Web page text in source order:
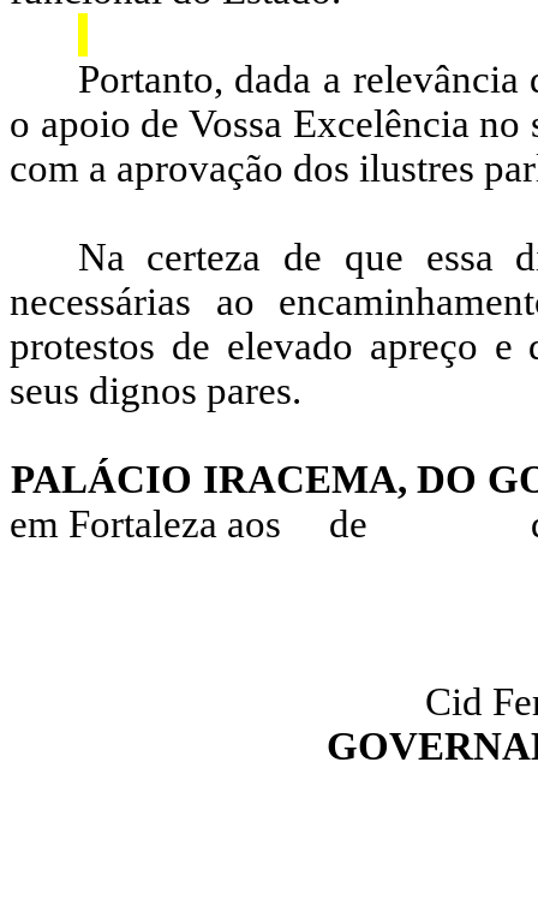
Portanto, dada a
o apoio de Vossa Excelência
com a aprovação dos ilustres
Na certeza de que essa
necessárias ao
protestos de elevado apreço e
seus dignos pares.
PALÁCIO IRACEMA, DO
em Fortaleza aos de
Cid